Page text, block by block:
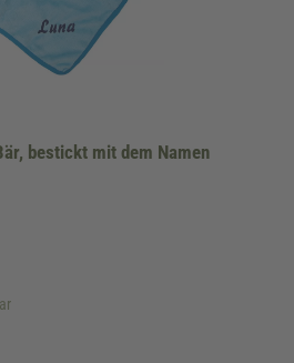
bestickt mit dem Namen